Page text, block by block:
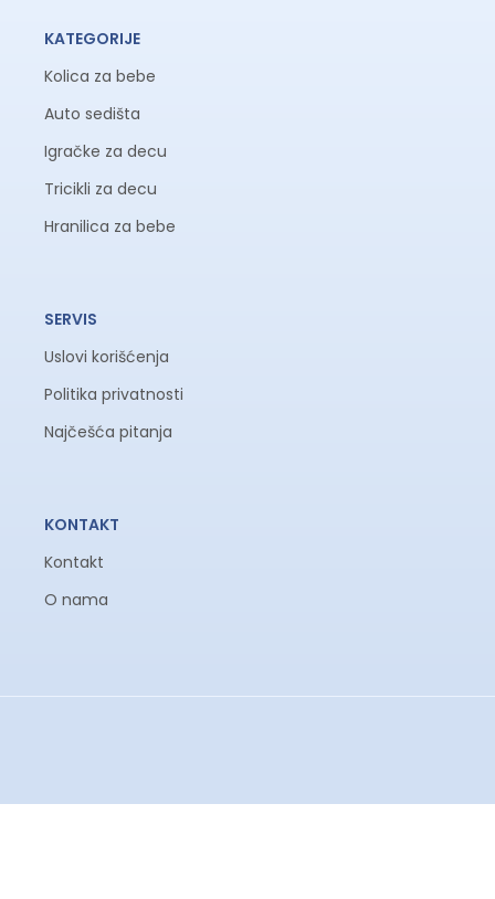
KATEGORIJE
Kolica za bebe
Auto sedišta
Igračke za decu
Tricikli za decu
Hranilica za bebe
SERVIS
Uslovi korišćenja
Politika privatnosti
Najčešća pitanja
KONTAKT
Kontakt
O nama